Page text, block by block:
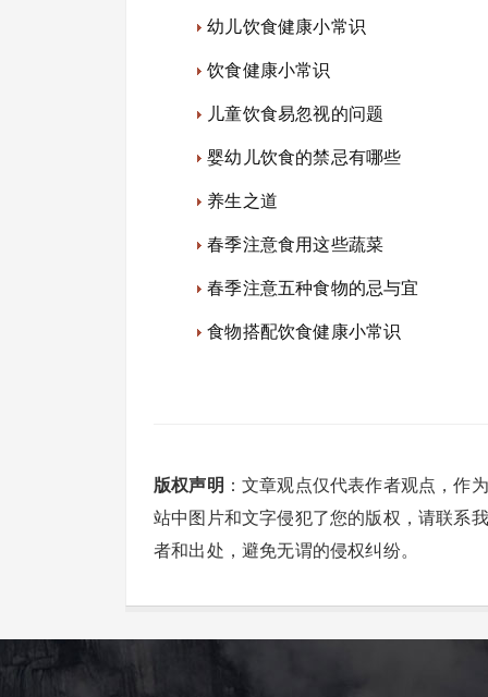
幼儿饮食健康小常识
饮食健康小常识
儿童饮食易忽视的问题
婴幼儿饮食的禁忌有哪些
养生之道
春季注意食用这些蔬菜
春季注意五种食物的忌与宜
食物搭配饮食健康小常识
版权声明 ：文章观点仅代表作者观点，作
站中图片和文字侵犯了您的版权，请联系
者和出处，避免无谓的侵权纠纷。